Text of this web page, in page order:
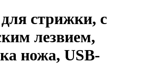
стрижки, с
лезвием,
ножа, USB-